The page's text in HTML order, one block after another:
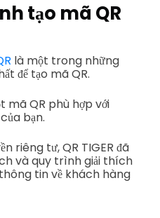
tạo mã QR
là một trong những
để tạo mã QR.
mã QR phù hợp với
bạn.
riêng tư, QR TIGER đã
và quy trình giải thích
tin về khách hàng